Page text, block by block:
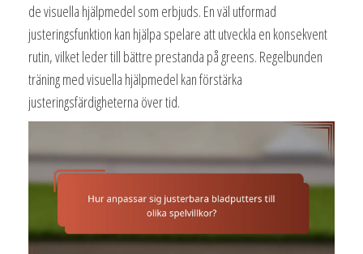
de visuella hjälpmedel som erbjuds. En väl utformad
justeringsfunktion kan hjälpa spelare att utveckla en konsekvent
rutin, vilket leder till bättre prestanda på greens. Regelbunden
träning med visuella hjälpmedel kan förstärka
justeringsfärdigheterna över tid.